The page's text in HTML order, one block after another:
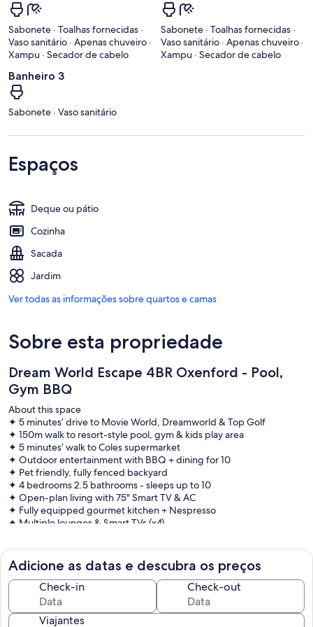
Sabonete · Toalhas fornecidas ·
Vaso sanitário · Apenas chuveiro ·
Xampu · Secador de cabelo
Sabonete · Toalhas fornecidas ·
Vaso sanitário · Apenas chuveiro ·
Xampu · Secador de cabelo
Banheiro 3
Sabonete · Vaso sanitário
Espaços
Deque ou pátio
Cozinha
Sacada
Jardim
Ver todas as informações sobre quartos e camas
Sobre esta propriedade
Dream World Escape 4BR Oxenford - Pool,
Gym BBQ
About this space
✦ 5 minutes’ drive to Movie World, Dreamworld & Top Golf
✦ 150m walk to resort-style pool, gym & kids play area
✦ 5 minutes’ walk to Coles supermarket
✦ Outdoor entertainment with BBQ + dining for 10
✦ Pet friendly, fully fenced backyard
✦ 4 bedrooms 2.5 bathrooms - sleeps up to 10
✦ Open-plan living with 75" Smart TV & AC
✦ Fully equipped gourmet kitchen + Nespresso
✦ Multiple lounges & Smart TVs (x4)
✦ Fast Wi-Fi 100 Mbps
The space
~~~~~~~~~~~~~~
✦ Sleeping Arrangements
~~~~~~~~~~~~~~
>>Bedroom 1 (Master): King bed + walk-in robe + ensuite with dual
Adicione as datas e descubra os preços
Check-in Check-out
Viajantes